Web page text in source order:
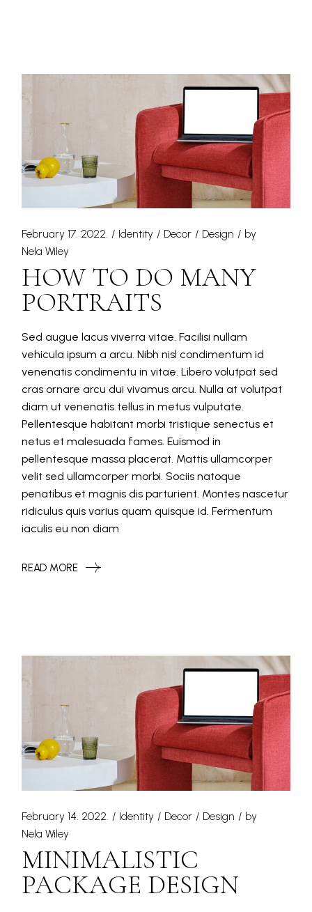
February 17. 2022. Identity Decor Design
by
Nela Wiley
HOW TO DO MANY
PORTRAITS
Sed augue lacus viverra vitae. Facilisi nullam
vehicula ipsum a arcu. Nibh nisl condimentum id
venenatis condimentu in vitae. Libero volutpat sed
cras ornare arcu dui vivamus arcu. Nulla at volutpat
diam ut venenatis tellus in metus vulputate.
Pellentesque habitant morbi tristique senectus et
netus et malesuada fames. Euismod in
pellentesque massa placerat. Mattis ullamcorper
velit sed ullamcorper morbi. Sociis natoque
penatibus et magnis dis parturient. Montes nascetur
ridiculus quis varius quam quisque id. Fermentum
iaculis eu non diam
READ MORE
February 14. 2022. Identity Decor Design
by
Nela Wiley
MINIMALISTIC
PACKAGE DESIGN